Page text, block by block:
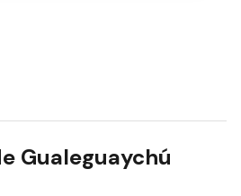
Gualeguaychú